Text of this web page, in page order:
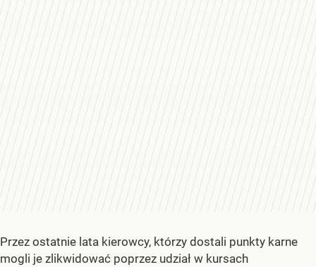
Przez ostatnie lata kierowcy, którzy dostali punkty karne
mogli je zlikwidować poprzez udział w kursach